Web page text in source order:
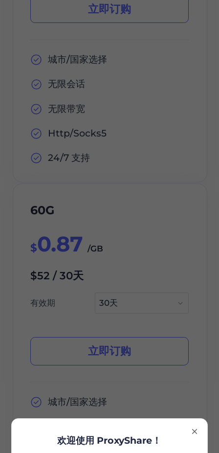
立即订购
城市/国家选择
无限会话
无限带宽
Http/Socks5
24/7 支持
60G
$0.87 /GB
$52 / 30天
有效期
立即订购
城市/国家选择
欢迎使用 ProxyShare！